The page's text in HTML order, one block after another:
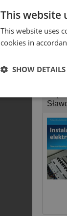
This website
This website uses
cookies in
SHOW DETAILS